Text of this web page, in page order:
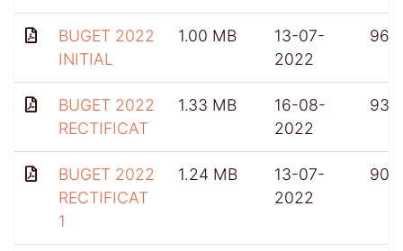
BUGET 2022
INITIAL
1.00 MB
13-07-
2022
962
BUGET 2022
RECTIFICAT
1.33 MB
16-08-
2022
932
BUGET 2022
RECTIFICAT
1
1.24 MB
13-07-
2022
909